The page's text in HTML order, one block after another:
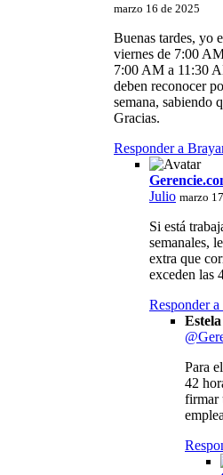
marzo 16 de 2025
Buenas tardes, yo
viernes de 7:00
7:00 AM a 11:30
deben reconocer
semana, sabiendo
Gracias.
Responder a
Julio marzo
Si está
semanales,
extra que
exceden las
Responder
@
Para
42
firmar